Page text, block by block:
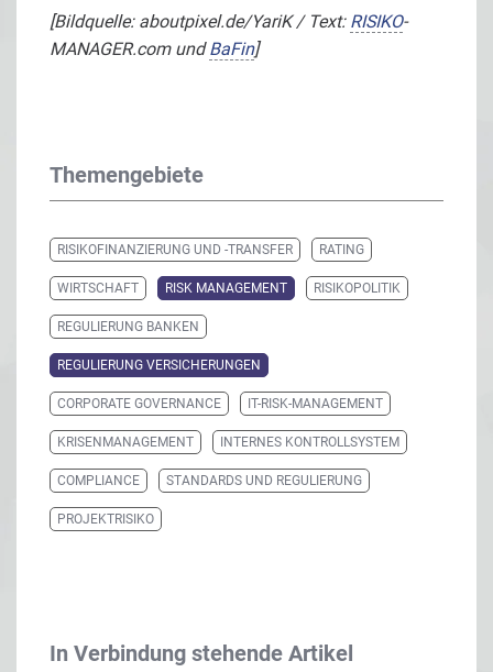
[Bildquelle: aboutpixel.de/YariK / Text: RISIKO-
MANAGER.com undBaFin]
Themengebiete
RISIKOFINANZIERUNG UND -TRANSFER RATING
WIRTSCHAFT RISK MANAGEMENT RISIKOPOLITIK
REGULIERUNG BANKEN
REGULIERUNG VERSICHERUNGEN
CORPORATE GOVERNANCE IT-RISK-MANAGEMENT
KRISENMANAGEMENT INTERNES KONTROLLSYSTEM
COMPLIANCE STANDARDS UND REGULIERUNG
PROJEKTRISIKO
In Verbindung stehende Artikel